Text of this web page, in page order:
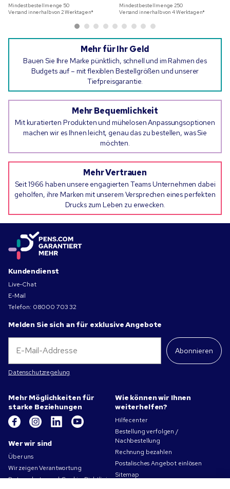
Mindestbestellmenge 50
Versand innerhalb von 2 Werktagen*
Mindestbestellmenge250
Versand innerhalb von 4 Werktagen*
Mehr für Ihr Geld
Bauen Sie Ihre Marke pünktlich, schnell und im Rahmen des
Budgets auf – mit flexiblen Bestellgrößen und unserer
Tiefpreisgarantie.
Mehr Bequemlichkeit
Mit kuratierten Produkten und mühelosen Anpassungsoptionen
machen wir es Ihnen leicht, genau das zu bestellen, was Sie
möchten.
Mehr Vertrauen
Seit 1966 haben unsere engagierten Teams Unternehmen dabei
geholfen, ihre Marken mit unserem Versprechen eines perfekten
Drucks zum Leben zu erwecken.
Kundendienst
Live-Chat
E-Mail
Telefon: 08000 703 32
Melden Sie sich an für exklusive Angebote
Abonnieren
Datenschutzregelung
Mehr Möglichkeiten für
starke Beziehungen
Wer wir sind
Über uns
Wir zeigen Verantwortung
Datenschutz- und Cookie-Richtlinien
Wie können wir Ihnen
weiterhelfen?
Hilfecenter
Bestellung verfolgen /
Nachbestellung
Rechnung bezahlen
Postalisches Angebot einlösen
Sitemap